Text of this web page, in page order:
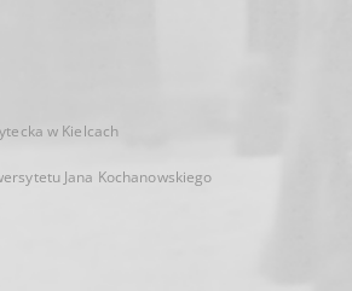
w Kielcach
Jana Kochanowskiego